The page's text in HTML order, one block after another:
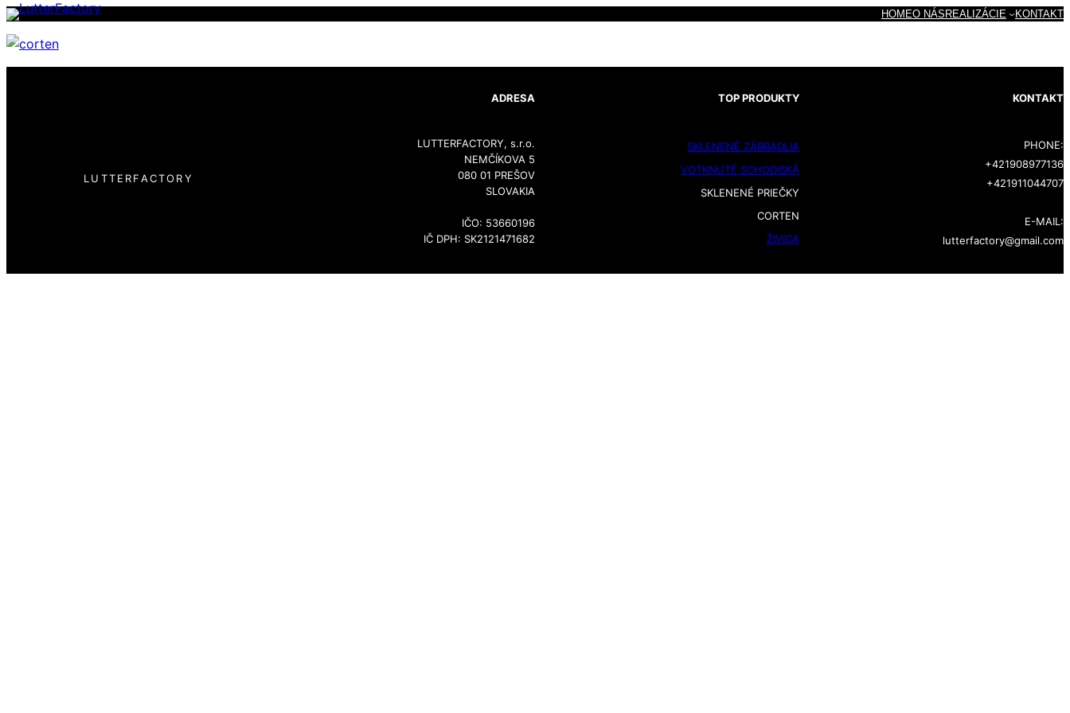
HOMEO NÁS REALIZÁCIE KONTAKT
LUTTERFACTORY
ADRESA
LUTTERFACTORY, s.r.o.
NEMČÍKOVA 5
080 01 PREŠOV
SLOVAKIA
IČO: 53660196
IČ DPH: SK2121471682
TOP PRODUKTY
SKLENENÉ ZÁBRADLIA
VOTKNUTÉ SCHODISKÁ
SKLENENÉ PRIEČKY
CORTEN
ŽIVICA
KONTAKT
PHONE:
+421908977136
+421911044707
E-MAIL:
lutterfactory@gmail.com